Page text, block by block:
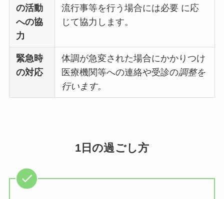
の活動
への協
力
流行事等を行う場合には必要 に応
じて協力します。
緊急時
の対応
体調が急変された場合にかかりつけ
医療機関等への連絡や受診の調整を
行います。
1日の過ごし方